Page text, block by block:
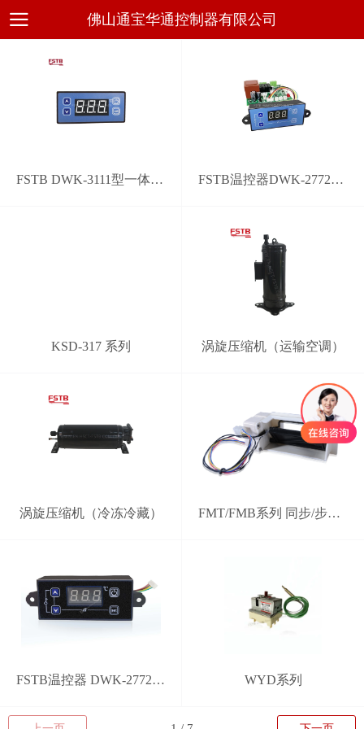
佛山通宝华通控制器有限公司
FSTB DWK-3111型一体化通用电子温控器 FSTB温控器DWK-2772型通用系统控制器
KSD-317 系列 涡旋压缩机（运输空调）
涡旋压缩机（冷冻冷藏） FMT/FMB系列 同步/步进电机电动风门
FSTB温控器 DWK-2772型 分体式智能控制器 WYD系列